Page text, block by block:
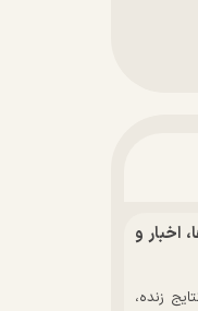
اخبار و
به همراه نتایج زنده،